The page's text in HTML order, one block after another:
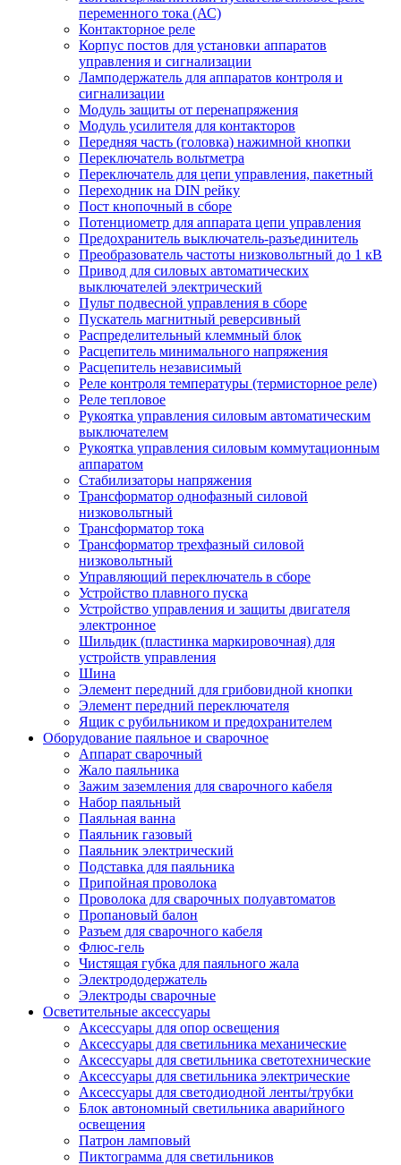
переменного тока (АС)
Контакторное реле
Корпус постов для установки аппаратов
управления и сигнализации
Ламподержатель для аппаратов контроля и
сигнализации
Модуль защиты от перенапряжения
Модуль усилителя для контакторов
Передняя часть (головка) нажимной кнопки
Переключатель вольтметра
Переключатель для цепи управления, пакетный
Переходник на DIN рейку
Пост кнопочный в сборе
Потенциометр для аппарата цепи управления
Предохранитель выключатель-разъединитель
Преобразователь частоты низковольтный до 1 кВ
Привод для силовых автоматических
выключателей электрический
Пульт подвесной управления в сборе
Пускатель магнитный реверсивный
Распределительный клеммный блок
Расцепитель минимального напряжения
Расцепитель независимый
Реле контроля температуры (термисторное реле)
Реле тепловое
Рукоятка управления силовым автоматическим
выключателем
Рукоятка управления силовым коммутационным
аппаратом
Стабилизаторы напряжения
Трансформатор однофазный силовой
низковольтный
Трансформатор тока
Трансформатор трехфазный силовой
низковольтный
Управляющий переключатель в сборе
Устройство плавного пуска
Устройство управления и защиты двигателя
электронное
Шильдик (пластинка маркировочная) для
устройств управления
Шина
Элемент передний для грибовидной кнопки
Элемент передний переключателя
Ящик с рубильником и предохранителем
Оборудование паяльное и сварочное
Аппарат сварочный
Жало паяльника
Зажим заземления для сварочного кабеля
Набор паяльный
Паяльная ванна
Паяльник газовый
Паяльник электрический
Подставка для паяльника
Припойная проволока
Проволока для сварочных полуавтоматов
Пропановый балон
Разъем для сварочного кабеля
Флюс-гель
Чистящая губка для паяльного жала
Электрододержатель
Электроды сварочные
Осветительные аксессуары
Аксессуары для опор освещения
Аксессуары для светильника механические
Аксессуары для светильника светотехнические
Аксессуары для светильника электрические
Аксессуары для светодиодной ленты/трубки
Блок автономный светильника аварийного
освещения
Патрон ламповый
Пиктограмма для светильников